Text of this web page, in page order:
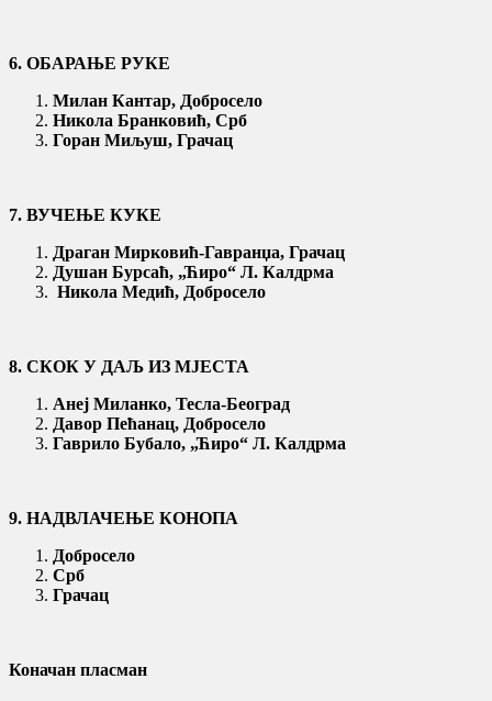
6. ОБАРАЊЕ РУКЕ
Милан Кантар, Добросело
Никола Бранковић, Срб
Горан Миљуш, Грачац
7. ВУЧЕЊЕ КУКЕ
Драган Мирковић-Гавранџа, Грачац
Душан Бурсаћ, „Ћиро“ Л. Калдрма
Никола Медић, Добросело
8. СКОК У ДАЉ ИЗ МЈЕСТА
Анеј Миланко, Тесла-Београд
Давор Пећанац, Добросело
Гаврило Бубало, „Ћиро“ Л. Калдрма
9. НАДВЛАЧЕЊЕ КОНОПА
Добросело
Срб
Грачац
Коначан пласман